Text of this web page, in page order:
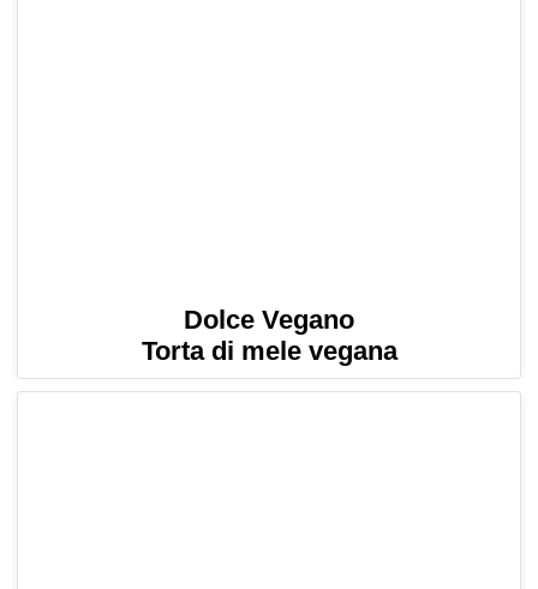
Dolce Vegano
Torta di mele vegana